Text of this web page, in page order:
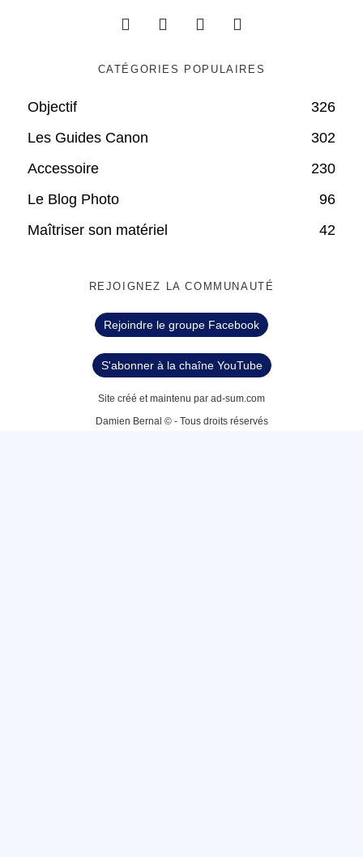
CATÉGORIES POPULAIRES
Objectif
326
Les Guides Canon
302
Accessoire
230
Le Blog Photo
96
Maîtriser son matériel
42
REJOIGNEZ LA COMMUNAUTÉ
Rejoindre le groupe Facebook
S'abonner à la chaîne YouTube
Site créé et maintenu par ad-sum.com
Damien Bernal © - Tous droits réservés